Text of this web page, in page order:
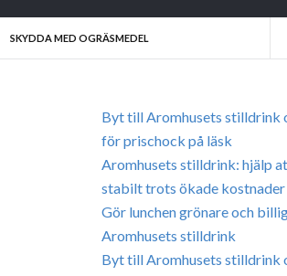
SKYDDA MED OGRÄSMEDEL
Byt till Aromhusets stilldrink
för prischock på läsk
Aromhusets stilldrink: hjälp
stabilt trots ökade kostnader
Gör lunchen grönare och
Aromhusets stilldrink
Byt till Aromhusets stilldrink